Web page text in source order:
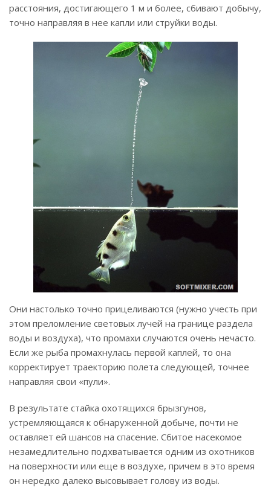
расстояния, достигающего 1 м и более, сбивают добычу,
точно направляя в нее капли или струйки воды.
Они настолько точно прицеливаются (нужно учесть при
этом преломление световых лучей на границе раздела
воды и воздуха), что промахи случаются очень нечасто.
Если же рыба промахнулась первой каплей, то она
корректирует траекторию полета следующей, точнее
направляя свои «пули».
В результате стайка охотящихся брызгунов,
устремляющаяся к обнаруженной добыче, почти не
оставляет ей шансов на спасение. Сбитое насекомое
незамедлительно подхватывается одним из охотников
на поверхности или еще в воздухе, причем в это время
он нередко далеко высовывает голову из воды.